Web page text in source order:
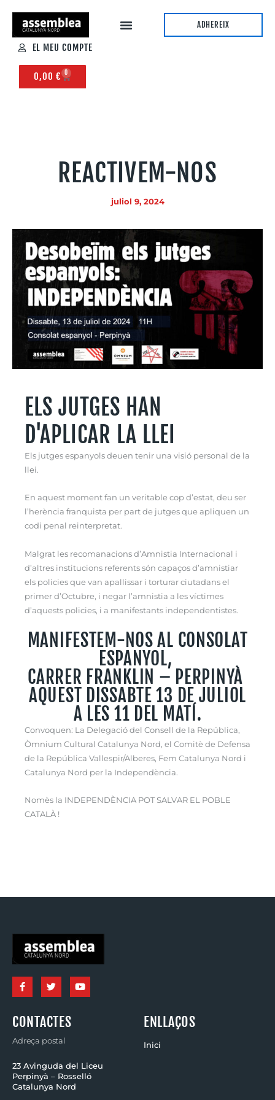
ADHEREIX
EL MEU COMPTE
0,00 € 0
REACTIVEM-NOS
juliol 9, 2024
ELS JUTGES HAN
D'APLICAR LA LLEI
Els jutges espanyols deuen tenir una visió personal de la
llei.
En aquest moment fan un veritable cop d’estat, deu ser
l’herència franquista per part de jutges que apliquen un
codi penal reinterpretat.
Malgrat les recomanacions d’Amnistia Internacional i
d’altres institucions referents són capaços d’amnistiar
els policies que van apallissar i torturar ciutadans el
primer d’Octubre, i negar l’amnistia a les víctimes
d’aquests policies, i a manifestants independentistes.
MANIFESTEM-NOS AL CONSOLAT
ESPANYOL,
CARRER FRANKLIN – PERPINYÀ
AQUEST DISSABTE 13 DE JULIOL
A LES 11 DEL MATÍ.
Convoquen: La Delegació del Consell de la República,
Òmnium Cultural Catalunya Nord, el Comitè de Defensa
de la República Vallespir/Alberes, Fem Catalunya Nord i
Catalunya Nord per la Independència.
Nomès la INDEPENDÈNCIA POT SALVAR EL POBLE
CATALÀ !
CONTACTES
Adreça postal
23 Avinguda del Liceu
Perpinyà – Rosselló
Catalunya Nord
ENLLAÇOS
Inici